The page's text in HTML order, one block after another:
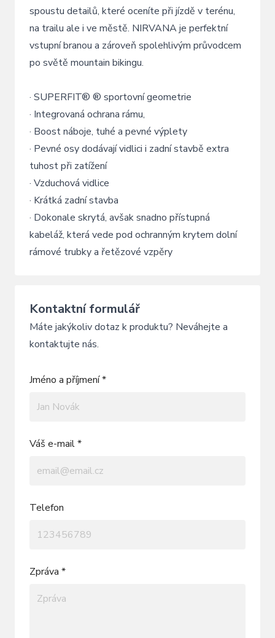
spoustu detailů, které oceníte při jízdě v terénu,
na trailu ale i ve městě. NIRVANA je perfektní
vstupní branou a zároveň spolehlivým průvodcem
po světě mountain bikingu.
· SUPERFIT® ® sportovní geometrie
· Integrovaná ochrana rámu,
· Boost náboje, tuhé a pevné výplety
· Pevné osy dodávají vidlici i zadní stavbě extra
tuhost při zatížení
· Vzduchová vidlice
· Krátká zadní stavba
· Dokonale skrytá, avšak snadno přístupná
kabeláž, která vede pod ochranným krytem dolní
rámové trubky a řetězové vzpěry
Kontaktní formulář
Máte jakýkoliv dotaz k produktu? Neváhejte a
kontaktujte nás.
Jméno a příjmení *
Váš e-mail *
Telefon
Zpráva *